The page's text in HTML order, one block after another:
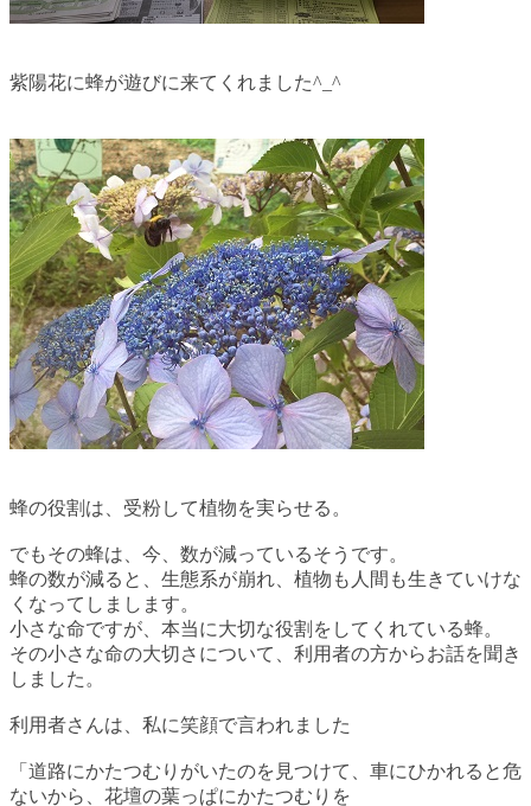
紫陽花に蜂が遊びに来てくれました^_^
蜂の役割は、受粉して植物を実らせる。
でもその蜂は、今、数が減っているそうです。
蜂の数が減ると、生態系が崩れ、植物も人間も生きていけな
くなってしまします。
小さな命ですが、本当に大切な役割をしてくれている蜂。
その小さな命の大切さについて、利用者の方からお話を聞き
しました。
利用者さんは、私に笑顔で言われました
「道路にかたつむりがいたのを見つけて、車にひかれると危
ないから、花壇の葉っぱにかたつむりを